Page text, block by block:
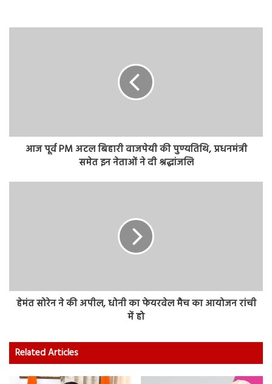
आज पूर्व PM अटल बिहारी वाजपेयी की पुण्यतिथि, प्रधनमंत्री
समेत इन नेताओं ने दी श्रद्धांजलि
हेमंत सोरेन ने की अपील, धोनी का फेयरवेल मैच का आयोजन रांची
में हो
Related Articles